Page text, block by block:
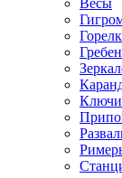
Весы
Ключи